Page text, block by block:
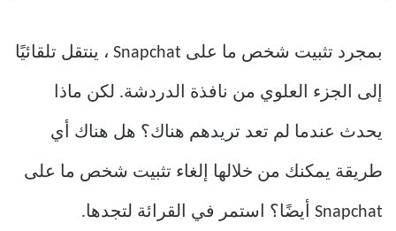
بمجرد تثبيت شخص ما على Snapchat ، ينتقل تلقائيًا
إلى الجزء العلوي من نافذة الدردشة. لكن ماذا
يحدث عندما لم تعد تريدهم هناك؟ هل هناك أي
طريقة يمكنك من خلالها إلغاء تثبيت شخص ما على
Snapchat أيضًا؟ استمر في القرائة لتجدها.